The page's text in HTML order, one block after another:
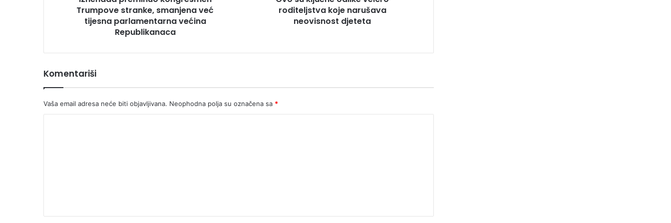
Republikanaca
Trumpove stranke, smanjena već
tijesna parlamentarna većina
Republikanaca
roditeljstva koje narušava
neovisnost djeteta
Komentariši
Vaša email adresa neće biti objavljivana. Neophodna polja su označena sa *